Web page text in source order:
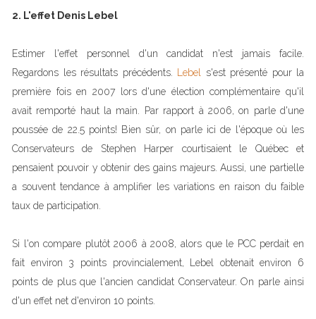
2. L'effet Denis Lebel
Estimer l'effet personnel d'un candidat n'est jamais facile.
Regardons les résultats précédents.
Lebel s'est présenté pour la
première fois en 2007 lors d'une élection complémentaire qu'il
avait remporté haut la main. Par rapport à 2006, on parle d'une
poussée de 22.5 points! Bien sûr, on parle ici de l'époque où les
Conservateurs de Stephen Harper courtisaient le Québec et
pensaient pouvoir y obtenir des gains majeurs. Aussi, une partielle
a souvent tendance à amplifier les variations en raison du faible
taux de participation.
Si l'on compare plutôt 2006 à 2008, alors que le PCC perdait en
fait environ 3 points provincialement, Lebel obtenait environ 6
points de plus que l'ancien candidat Conservateur. On parle ainsi
d'un effet net d'environ 10 points.